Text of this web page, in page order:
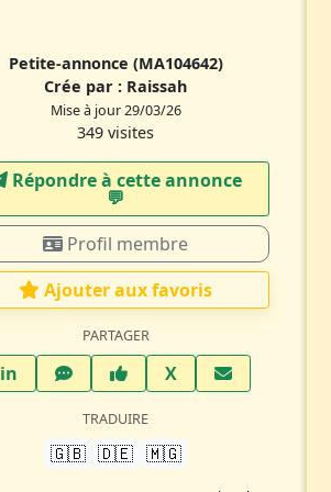
Petite-annonce (MA104642)
Crée par : Raissah
Mise à jour 29/03/26
349 visites
Répondre à cette annonce
💬​
Profil membre
Ajouter aux favoris
PARTAGER
inLinkedInWhatsAppFacebook
XTwitter X
TRADUIRE
🇬🇧 🇩🇪 🇲🇬